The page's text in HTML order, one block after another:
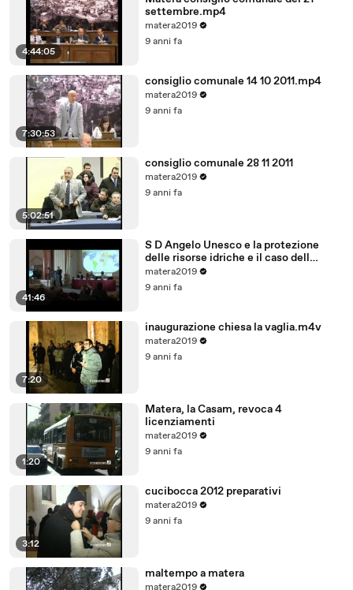
4:44:05
settembre.mp4
matera2019
9 anni fa
7:30:53
consiglio comunale 14 10 2011.mp4
matera2019
9 anni fa
5:02:51
consiglio comunale 28 11 2011
matera2019
9 anni fa
41:46
S D Angelo Unesco e la protezione
delle risorse idriche e il caso dell
acquifero Toledo in Brasile
matera2019
9 anni fa
7:20
inaugurazione chiesa la vaglia.m4v
matera2019
9 anni fa
1:20
Matera, la Casam, revoca 4
licenziamenti
matera2019
9 anni fa
3:12
cucibocca 2012 preparativi
matera2019
9 anni fa
maltempo a matera